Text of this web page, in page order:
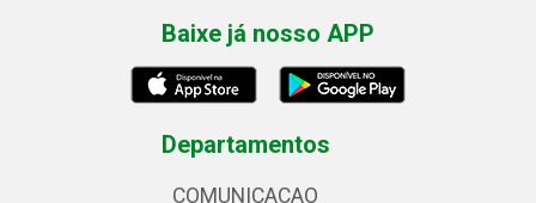
Baixe já nosso APP
Departamentos
COMUNICACAO